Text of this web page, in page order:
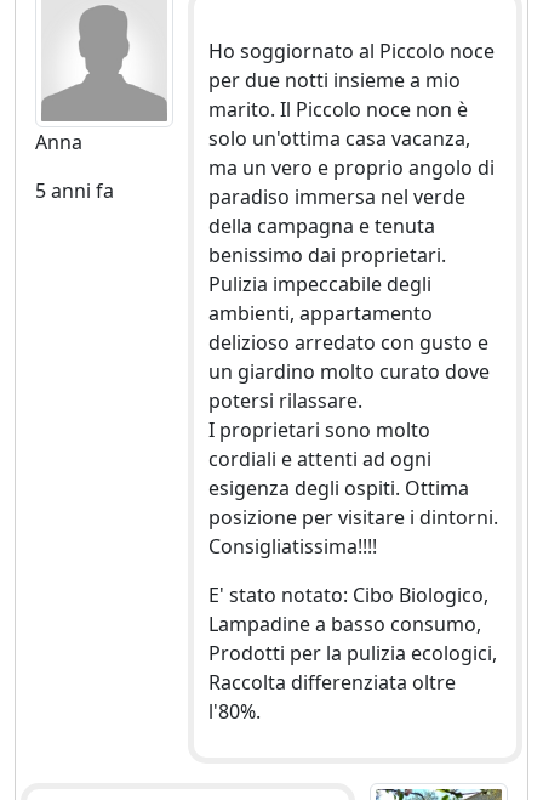
Anna
5 anni fa
Ho soggiornato al Piccolo noce
per due notti insieme a mio
marito. Il Piccolo noce non è
solo un'ottima casa vacanza,
ma un vero e proprio angolo di
paradiso immersa nel verde
della campagna e tenuta
benissimo dai proprietari.
Pulizia impeccabile degli
ambienti, appartamento
delizioso arredato con gusto e
un giardino molto curato dove
potersi rilassare.
I proprietari sono molto
cordiali e attenti ad ogni
esigenza degli ospiti. Ottima
posizione per visitare i dintorni.
Consigliatissima!!!!
E' stato notato: Cibo Biologico,
Lampadine a basso consumo,
Prodotti per la pulizia ecologici,
Raccolta differenziata oltre
l'80%.